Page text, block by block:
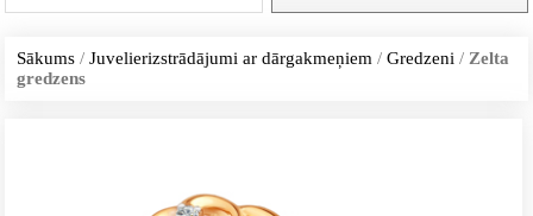
Sākums /Juvelierizstrādājumi ar dārgakmeņiem /Gredzeni / Zelta
gredzens